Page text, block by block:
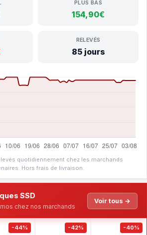
PLUS BAS
154,90€
RELEVÉS
85 jours
quotidiennement chez les marchands
Hors frais de livraison.
SSD
chez nos marchands
Voir tous →
-44% -42% -40%